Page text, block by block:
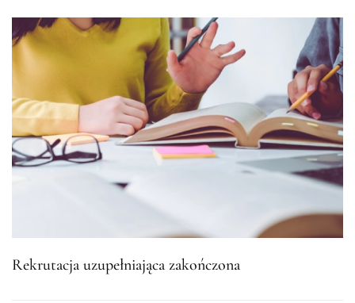
Rekrutacja uzupełniająca zakończona